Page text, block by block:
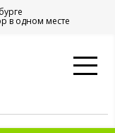
в одном месте